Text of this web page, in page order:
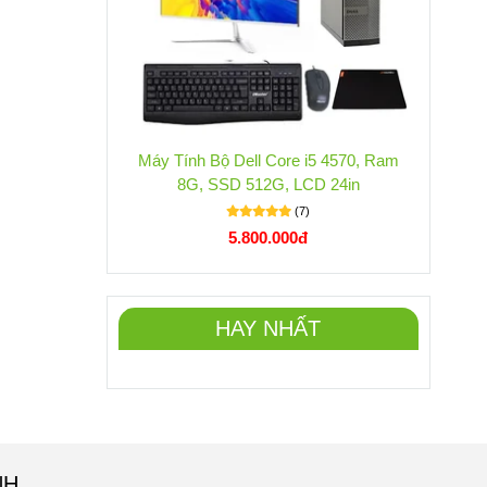
Máy Tính Bộ Dell Core i5 4570, Ram
8G, SSD 512G, LCD 24in
(7)
5.800.000đ
HAY NHẤT